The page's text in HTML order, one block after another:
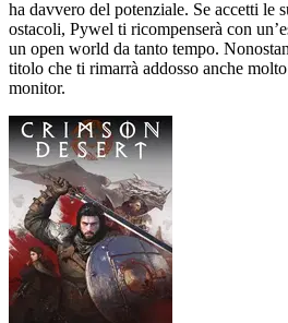
ha davvero del potenziale. Se accetti le
ostacoli, Pywel ti ricompenserà con
un open world da tanto tempo.
titolo che ti rimarrà addosso anche
monitor.